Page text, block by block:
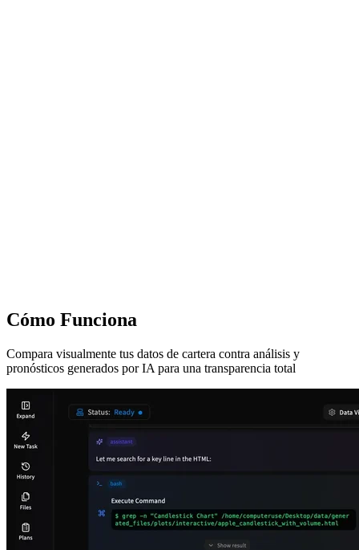
Cómo Funciona
Compara visualmente tus datos de cartera contra análisis y
pronósticos generados por IA para una transparencia total